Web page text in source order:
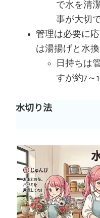
で水を清
事が大切
管理は必要に
は湯揚げと水
日持ちは
すが約7～
水切り法